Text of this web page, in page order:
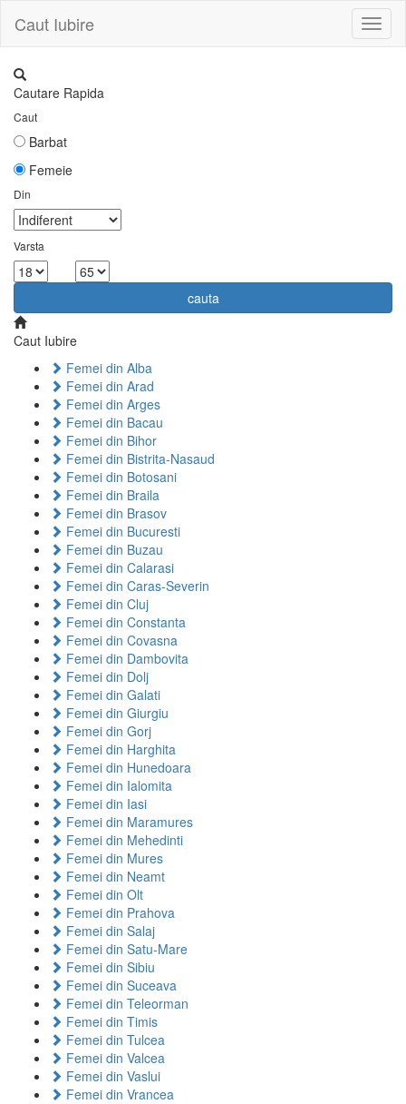
Caut Iubire
Cautare Rapida
Caut
Barbat
Femeie
Din
Varsta
cauta
Caut Iubire
Femei din Alba
Femei din Arad
Femei din Arges
Femei din Bacau
Femei din Bihor
Femei din Bistrita-Nasaud
Femei din Botosani
Femei din Braila
Femei din Brasov
Femei din Bucuresti
Femei din Buzau
Femei din Calarasi
Femei din Caras-Severin
Femei din Cluj
Femei din Constanta
Femei din Covasna
Femei din Dambovita
Femei din Dolj
Femei din Galati
Femei din Giurgiu
Femei din Gorj
Femei din Harghita
Femei din Hunedoara
Femei din Ialomita
Femei din Iasi
Femei din Maramures
Femei din Mehedinti
Femei din Mures
Femei din Neamt
Femei din Olt
Femei din Prahova
Femei din Salaj
Femei din Satu-Mare
Femei din Sibiu
Femei din Suceava
Femei din Teleorman
Femei din Timis
Femei din Tulcea
Femei din Valcea
Femei din Vaslui
Femei din Vrancea